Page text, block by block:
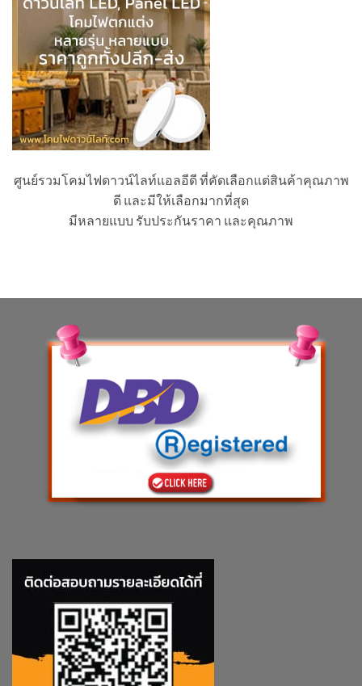
ศูนย์รวมโคมไฟดาวน์ไลท์แอลอีดี ที่คัดเลือกแต่สินค้าคุณภาพ
ดี และมีให้เลือกมากที่สุด
มีหลายแบบ รับประกันราคา และคุณภาพ